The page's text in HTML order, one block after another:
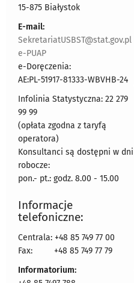
15-875 Białystok
E-mail:
SekretariatUSBST@stat.gov.pl
e-PUAP
e-Doręczenia:
AE:PL-51917-81333-WBVHB-24
Infolinia Statystyczna: 22 279
99 99
(opłata zgodna z taryfą
operatora)
Konsultanci są dostępni w dni
robocze:
pon.- pt.: godz. 8.00 - 15.00
Informacje
telefoniczne:
Centrala: +48 85 749 77 00
Fax:
+48 85 749 77 79
Informatorium: